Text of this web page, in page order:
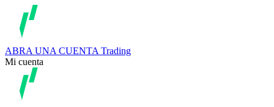
ABRA UNA CUENTA Trading
Mi cuenta